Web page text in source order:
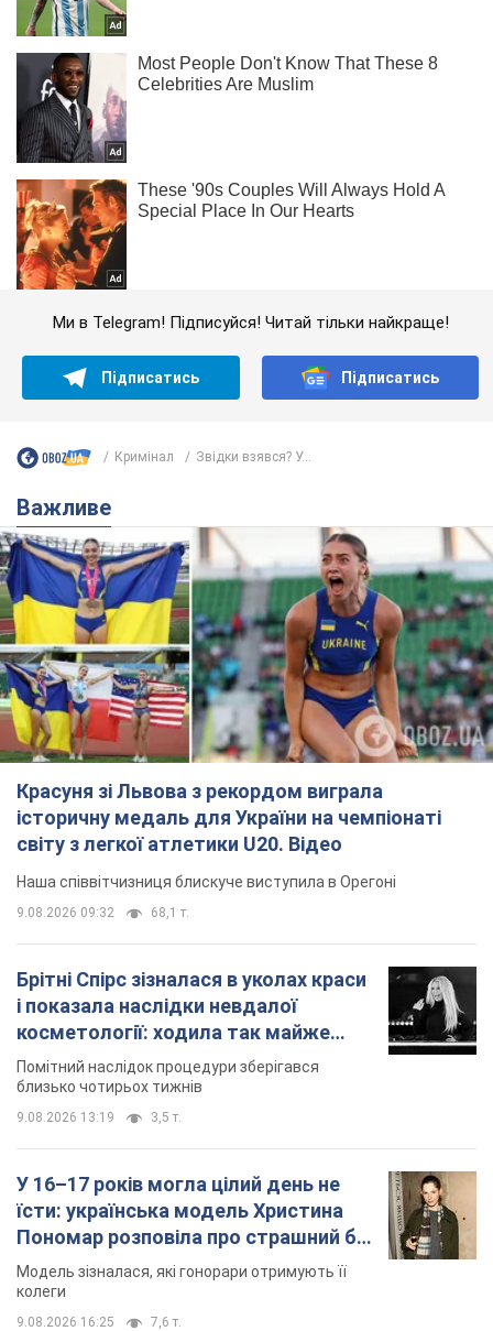
Ми в Telegram! Підписуйся! Читай тільки найкраще!
Підписатись Підписатись
Кримінал Звідки взявся? У...
Важливе
Красуня зі Львова з рекордом виграла
історичну медаль для України на чемпіонаті
світу з легкої атлетики U20. Відео
Наша співвітчизниця блискуче виступила в Орегоні
9.08.2026 09:32 68,1 т.
Брітні Спірс зізналася в уколах краси
і показала наслідки невдалої
косметології: ходила так майже
місяць
Помітний наслідок процедури зберігався
близько чотирьох тижнів
9.08.2026 13:19 3,5 т.
У 16–17 років могла цілий день не
їсти: українська модель Христина
Пономар розповіла про страшний бік
модельної кар’єри
Модель зізналася, які гонорари отримують її
колеги
9.08.2026 16:25 7,6 т.